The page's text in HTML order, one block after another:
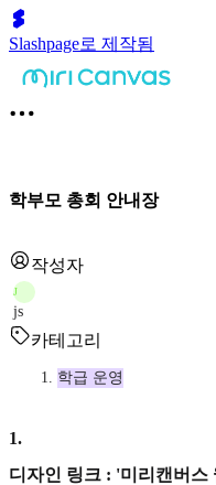
Slashpage로 제작됨
학부모 총회 안내장
작성자
J
js
카테고리
학급 운영
1.
디자인 링크 : '미리캔버스